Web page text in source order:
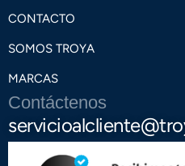
CONTACTO
SOMOS TROYA
MARCAS
Contáctenos